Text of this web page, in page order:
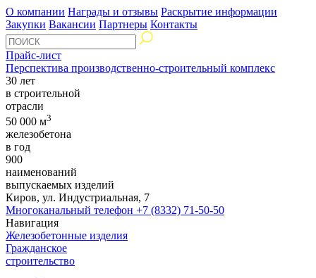
О компании Награды и отзывы Раскрытие информации
Закупки Вакансии Партнеры Контакты
Прайс-лист
Перспектива производственно-строительный комплекс
30 лет
в строительной
отрасли
50 000 м3
железобетона
в год
900
наименований
выпускаемых изделий
Киров, ул. Индустриальная, 7
Многоканальный телефон +7 (8332) 71-50-50
Навигация
Железобетонные изделия
Гражданское
строительство